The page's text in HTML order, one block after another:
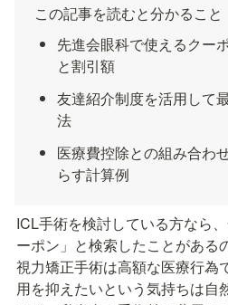
この記事を読むと分かること
先進会眼科で使えるクー
と割引額
友達紹介制度を活用して
法
医療費控除との組み合わ
らす計算例
ICL手術を検討している方なら
ーポン」と検索したことがある
視力矯正手術は高額な医療行為
用を抑えたいという気持ちは自